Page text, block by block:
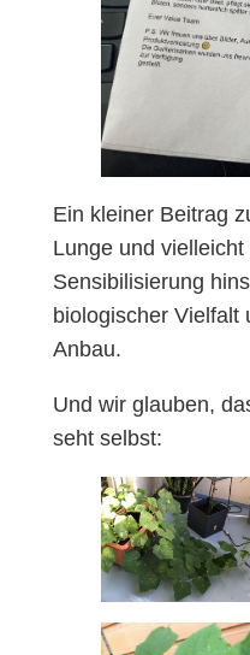
Ein kleiner Beitrag
Lunge und
Sensibilisierung
biologischer Vielfalt
Anbau.
Und wir glauben,
seht selbst: